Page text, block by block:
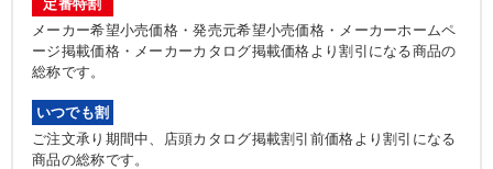
定番特割
メーカー希望小売価格・発売元希望小売価格・メーカーホームペ
ージ掲載価格・メーカーカタログ掲載価格より割引になる商品の
総称です。
いつでも割
ご注文承り期間中、店頭カタログ掲載割引前価格より割引になる
商品の総称です。